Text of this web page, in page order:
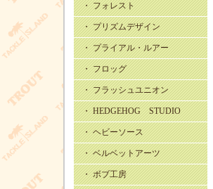
・ フォレスト
・ プリズムデザイン
・ プライアル・ルアー
・ フロッグ
・ フラッシュユニオン
・ HEDGEHOG STUDIO
・ ヘビーソース
・ ベルベットアーツ
・ ボブ工房